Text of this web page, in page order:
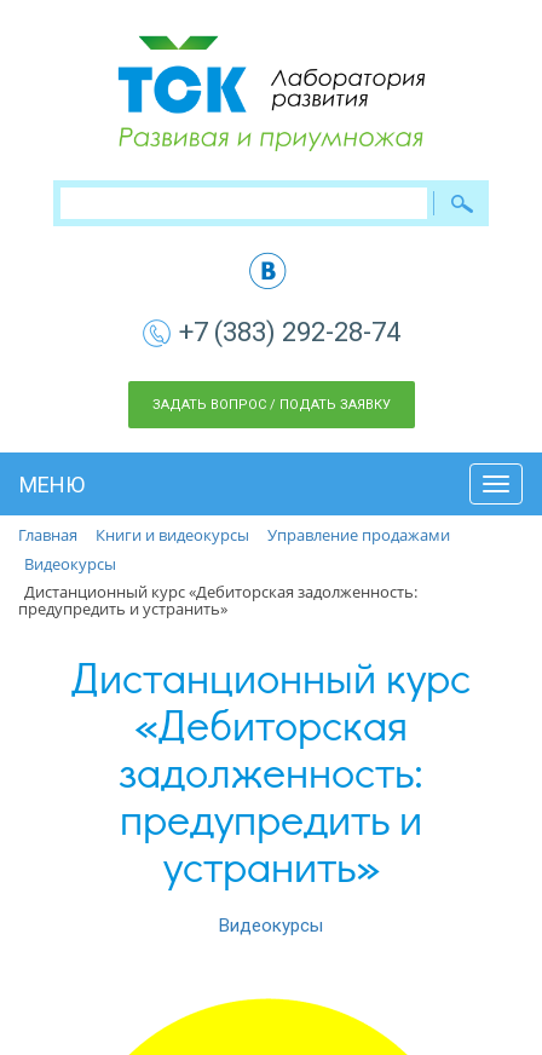
+7 (383) 292-28-74
ЗАДАТЬ ВОПРОС / ПОДАТЬ ЗАЯВКУ
МЕНЮ
Главная
Книги и видеокурсы
Управление продажами
Видеокурсы
Дистанционный курс «Дебиторская задолженность:
предупредить и устранить»
Дистанционный курс
«Дебиторская
задолженность:
предупредить и
устранить»
Видеокурсы